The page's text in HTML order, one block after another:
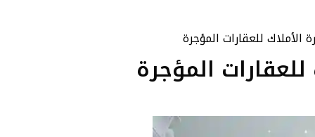
الأملاك للعقارات المؤجرة
المؤجرة